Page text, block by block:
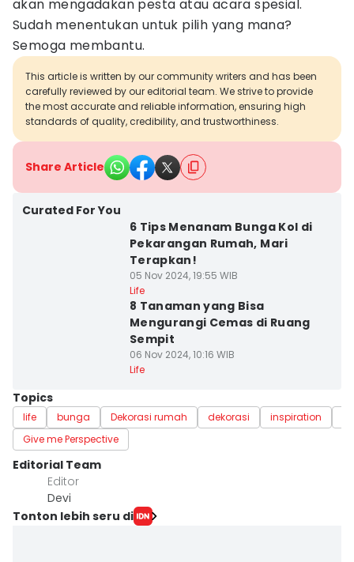
akan mengadakan pesta atau acara spesial.
Sudah menentukan untuk pilih yang mana?
Semoga membantu.
This article is written by our community writers and has been
carefully reviewed by our editorial team. We strive to provide
the most accurate and reliable information, ensuring high
standards of quality, credibility, and trustworthiness.
Share Article
Curated For You
6 Tips Menanam Bunga Kol di
Pekarangan Rumah, Mari
Terapkan!
05 Nov 2024, 19:55 WIB
Life
8 Tanaman yang Bisa
Mengurangi Cemas di Ruang
Sempit
06 Nov 2024, 10:16 WIB
Life
Topics
life bunga Dekorasi rumah dekorasi inspiration
Give me Perspective
Editorial Team
Editor
Devi
Tonton lebih seru di